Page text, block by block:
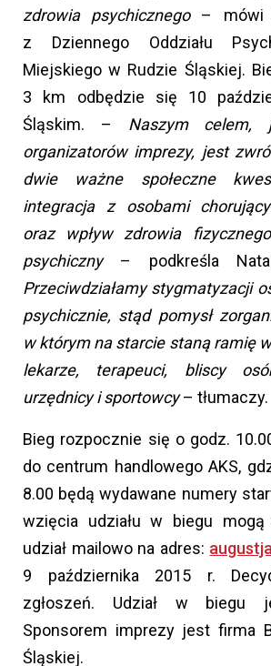
zdrowia psychicznego– mówi
z Dziennego Oddziału
Miejskiego w Rudzie Śląskiej.
3 km odbędzie się 10
Śląskim. – Naszym celem,
organizatorów imprezy, jest
dwie ważne społeczne
integracja z osobami
oraz wpływ zdrowia
psychiczny– podkreśla
Przeciwdziałamy stygmatyzacji
psychicznie, stąd pomysł
w którym na starcie staną ramię
lekarze, terapeuci, bliscy
urzędnicy i sportowcy– tłumaczy.
Bieg rozpocznie się o godz.
do centrum handlowego AKS,
8.00 będą wydawane numery
wzięcia udziału w biegu mogą
udział mailowo na adres:
9 października 2015 r.
zgłoszeń. Udział w biegu
Sponsorem imprezy jest firma
Śląskiej.